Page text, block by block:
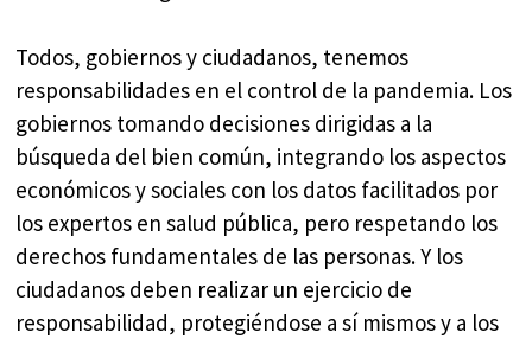
Todos, gobiernos y ciudadanos, tenemos
responsabilidades en el control de la pandemia. Los
gobiernos tomando decisiones dirigidas a la
búsqueda del bien común, integrando los aspectos
económicos y sociales con los datos facilitados por
los expertos en salud pública, pero respetando los
derechos fundamentales de las personas. Y los
ciudadanos deben realizar un ejercicio de
responsabilidad, protegiéndose a sí mismos y a los